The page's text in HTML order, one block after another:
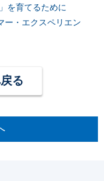
を育てるために
・エクスペリエン
る